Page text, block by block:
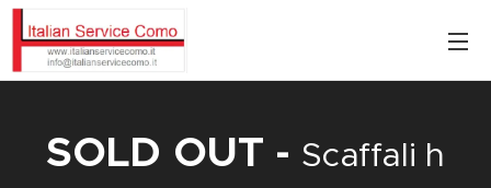
SOLD OUT - Scaffali h